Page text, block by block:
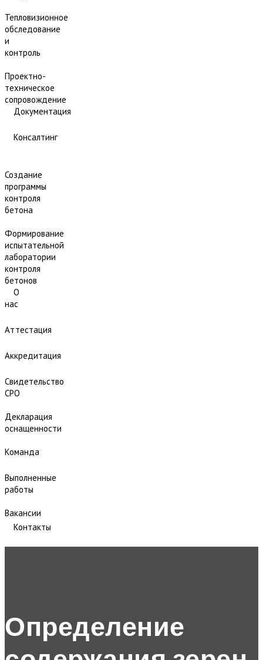
Тепловизионное
обследование
и
контроль
Проектно-
техническое
сопровождение
Документация
Консалтинг
Создание
программы
контроля
бетона
Формирование
испытательной
лаборатории
контроля
бетонов
О
нас
Аттестация
Аккредитация
Свидетельство
СРО
Декларация
оснащенности
Команда
Выполненные
работы
Вакансии
Контакты
Определение